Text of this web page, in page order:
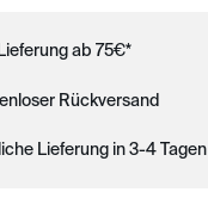
ab 75€*
Rückversand
Lieferung in 3-4 Tagen